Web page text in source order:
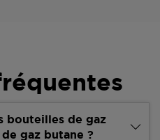
bouteilles de gaz
gaz butane ?